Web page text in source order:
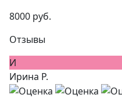
8000 руб.
Отзывы
И
Ирина Р.